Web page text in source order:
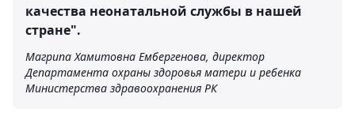
качества неонатальной службы в нашей
стране".
Магрипа Хамитовна Ембергенова, директор
Департамента охраны здоровья матери и ребенка
Министерства здравоохранения РК